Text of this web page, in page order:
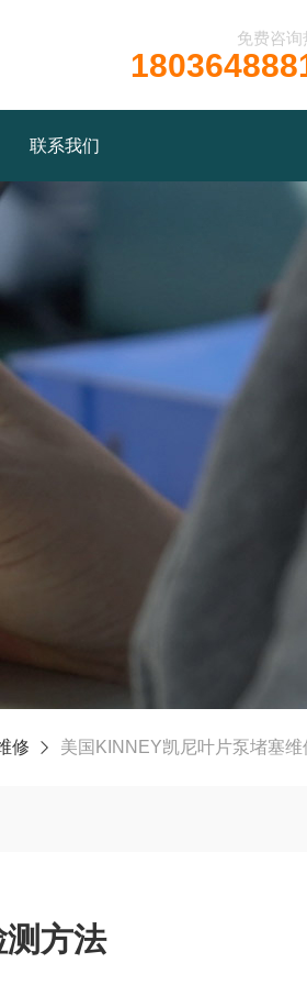
免费咨询
联系我们
修 美国KINNEY凯尼叶片泵堵塞
方法